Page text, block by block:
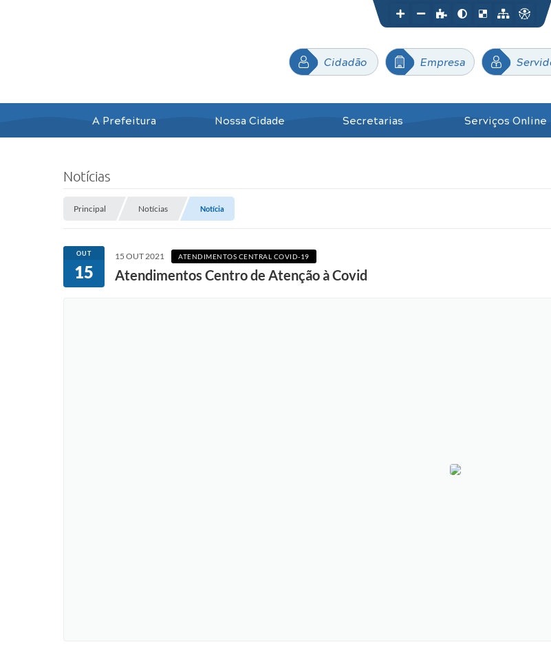
Cidadão Empresa
A Prefeitura Nossa Cidade Secretarias Serviços Online
Notícias
Principal Notícias Notícia
OUT
15
15 OUT 2021 ATENDIMENTOS CENTRAL COVID-19
Atendimentos Centro de Atenção à Covid